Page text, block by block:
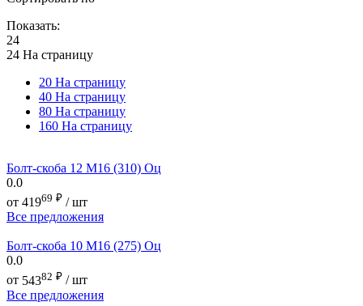
Показать:
24
24 На страницу
20 На страницу
40 На страницу
80 На страницу
160 На страницу
Болт-скоба 12 М16 (310) Оц
0.0
от 41969 ₽ / шт
Все предложения
Болт-скоба 10 М16 (275) Оц
0.0
от 54382 ₽ / шт
Все предложения